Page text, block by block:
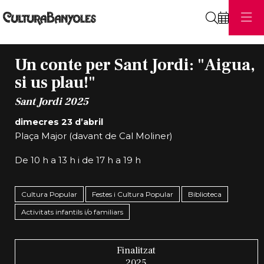
Un conte per Sant Jordi: "Aigua,
si us plau!"
Sant Jordi 2025
dimecres 23 d’abril
Plaça Major (davant de Cal Moliner)
De 10 h a 13 h i de 17 h a 19 h
Cultura Popular Festes i Cultura Popular
Biblioteca
Activitats infantils i/o familiars
Finalitzat